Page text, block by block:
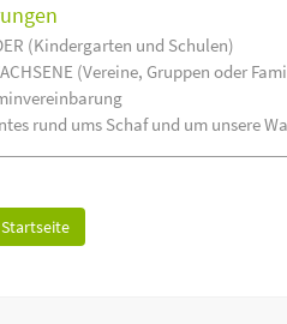
(Kindergarten und Schulen)
(Vereine, Gruppen oder
rund ums Schaf und um unsere